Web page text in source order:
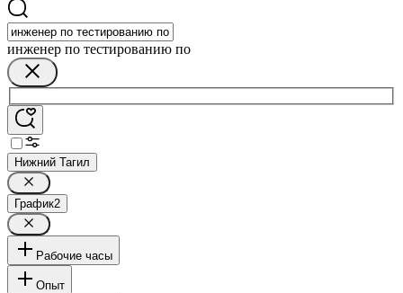
инженер по тестированию по
Нижний Тагил
График2
Рабочие часы
Опыт